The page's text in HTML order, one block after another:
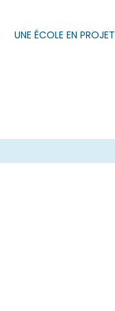
UNE ÉCOLE EN PROJET